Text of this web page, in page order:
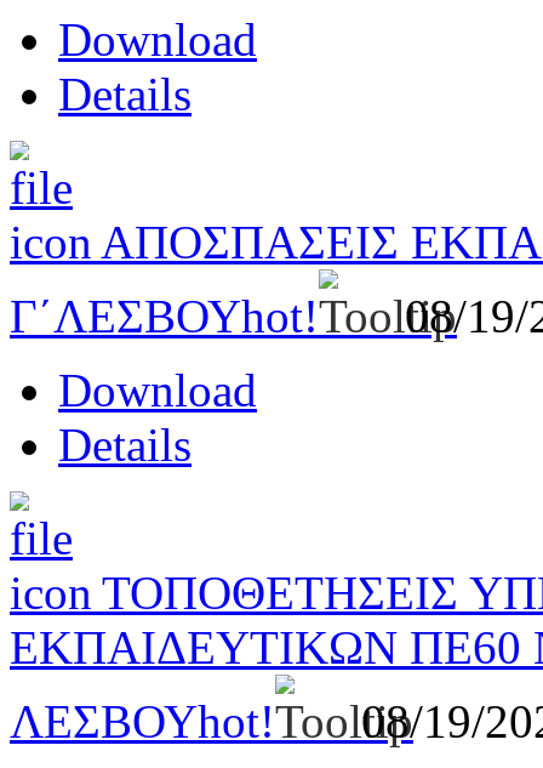
Download
Details
ΑΠΟΣΠΑΣΕΙΣ
Γ΄ΛΕΣΒΟΥhot!
08/
Download
Details
ΤΟΠΟΘΕΤΗΣΕΙΣ
ΕΚΠΑΙΔΕΥΤΙΚΩΝ ΠΕ60
ΛΕΣΒΟΥhot!
08/19/